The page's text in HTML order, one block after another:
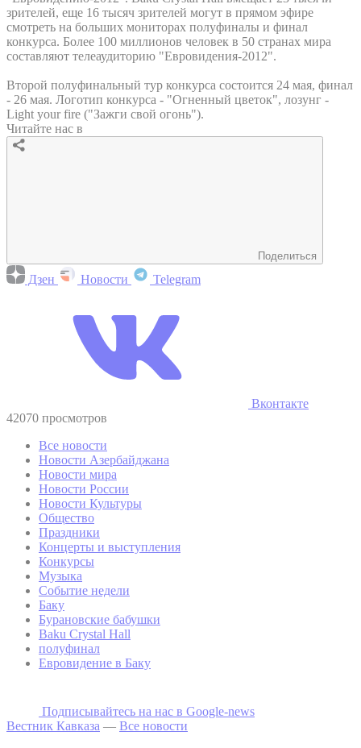
зрителей, еще 16 тысяч зрителей могут в прямом эфире
смотреть на больших мониторах полуфиналы и финал
конкурса. Более 100 миллионов человек в 50 странах мира
составляют телеаудиторию "Евровидения-2012".
Второй полуфинальный тур конкурса состоится 24 мая, финал
- 26 мая. Логотип конкурса - "Огненный цветок", лозунг -
Light your fire ("Зажги свой огонь").
Читайте нас в
Поделиться
Дзен Новости Telegram
Вконтакте
42070 просмотров
Все новости
Новости Азербайджана
Новости мира
Новости России
Новости Культуры
Общество
Праздники
Концерты и выступления
Конкурсы
Музыка
Событие недели
Баку
Бурановские бабушки
Baku Crystal Hall
полуфинал
Евровидение в Баку
Подписывайтесь на наc в Google-news
Вестник Кавказа — Все новости